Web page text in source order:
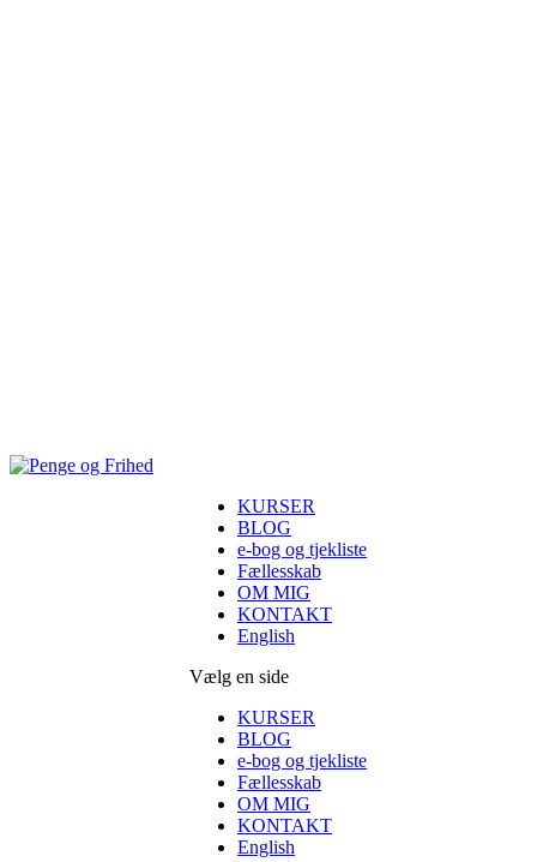
KURSER
BLOG
e-bog og tjekliste
Fællesskab
OM MIG
KONTAKT
English
Vælg en side
KURSER
BLOG
e-bog og tjekliste
Fællesskab
OM MIG
KONTAKT
English